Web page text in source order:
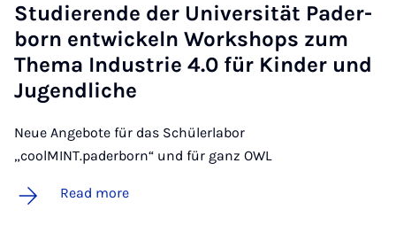
Stud­i­er­ende der Uni­versität Pader­
born en­twick­eln Work­shops zum
Thema In­dus­trie 4.0 für Kinder und
Ju­gend­liche
​​​​​​​Neue Angebote für das Schülerlabor
„coolMINT.paderborn“ und für ganz OWL
Read more